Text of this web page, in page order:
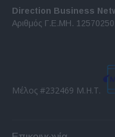
Direction Business
Αριθμός Γ.Ε.ΜΗ.
Μέλος #232469 Μ.Η.Τ.